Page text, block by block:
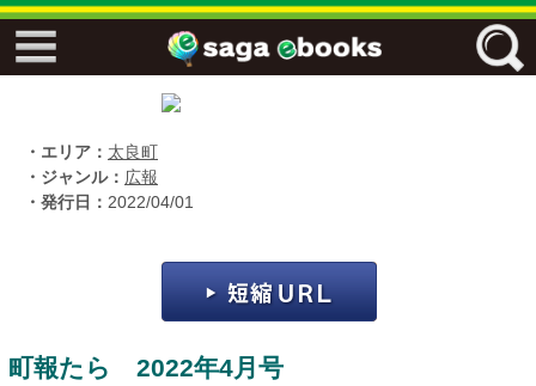
エリア
・エリア： 太良町
・ジャンル： 広報
・発行日： 2022/04/01
町報たら 2022年4月号